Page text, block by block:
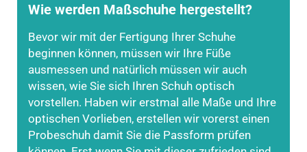
Wie werden Maßschuhe hergestellt?
Bevor wir mit der Fertigung Ihrer Schuhe
beginnen können, müssen wir Ihre Füße
ausmessen und natürlich müssen wir auch
wissen, wie Sie sich Ihren Schuh optisch
vorstellen. Haben wir erstmal alle Maße und Ihre
optischen Vorlieben, erstellen wir vorerst einen
Probeschuh damit Sie die Passform prüfen